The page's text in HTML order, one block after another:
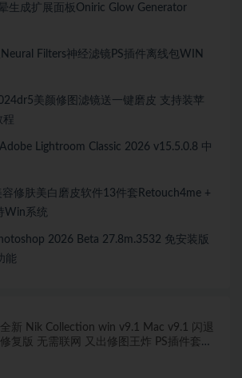
生成扩展面板Oniric Glow Generator
Filters神经滤镜PS插件离线包WIN
美颜修图滤镜送一键磨皮 支持装苹
程
Adobe Lightroom Classic 2026 v15.5.0.8 中
修肤美白磨皮软件13件套Retouch4me +
Win系统
2026 Beta 27.8m.3532 免安装版
能
全新 Nik Collection win v9.1 Mac v9.1 闪退
修复版 无需联网 又出修图王炸 PS插件套装